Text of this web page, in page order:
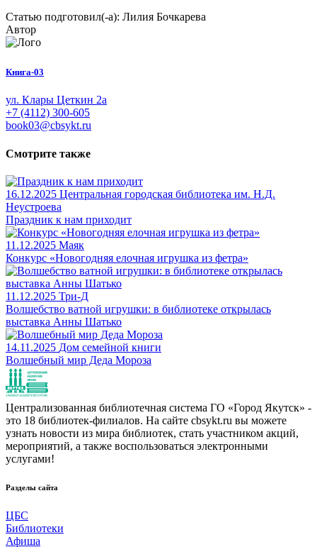
Статью подготовил(-а): Лилия Бочкарева
Автор
Книга-03
ул. Клары Цеткин 2а
+7 (4112) 300-605
book03@cbsykt.ru
Смотрите также
16.12.2025 Центральная городская библиотека им. Н.Д.
Неустроева
Праздник к нам приходит
11.12.2025 Маяк
Конкурс «Новогодняя елочная игрушка из фетра»
11.12.2025 Три-Д
Волшебство ватной игрушки: в библиотеке открылась
выставка Анны Шатько
14.11.2025 Дом семейной книги
Волшебный мир Деда Мороза
Централизованная библиотечная система ГО «Город Якутск» -
это 18 библиотек-филиалов. На сайте cbsykt.ru вы можете
узнать новости из мира библиотек, стать участником акций,
мероприятий, а также воспользоваться электронными
услугами!
Разделы сайта
ЦБС
Библиотеки
Афиша